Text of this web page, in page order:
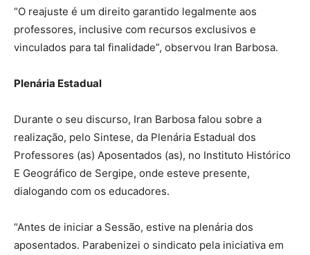
“O reajuste é um direito garantido legalmente aos
professores, inclusive com recursos exclusivos e
vinculados para tal finalidade”, observou Iran Barbosa.
Plenária Estadual
Durante o seu discurso, Iran Barbosa falou sobre a
realização, pelo Sintese, da Plenária Estadual dos
Professores (as) Aposentados (as), no Instituto Histórico
E Geográfico de Sergipe, onde esteve presente,
dialogando com os educadores.
“Antes de iniciar a Sessão, estive na plenária dos
aposentados. Parabenizei o sindicato pela iniciativa em